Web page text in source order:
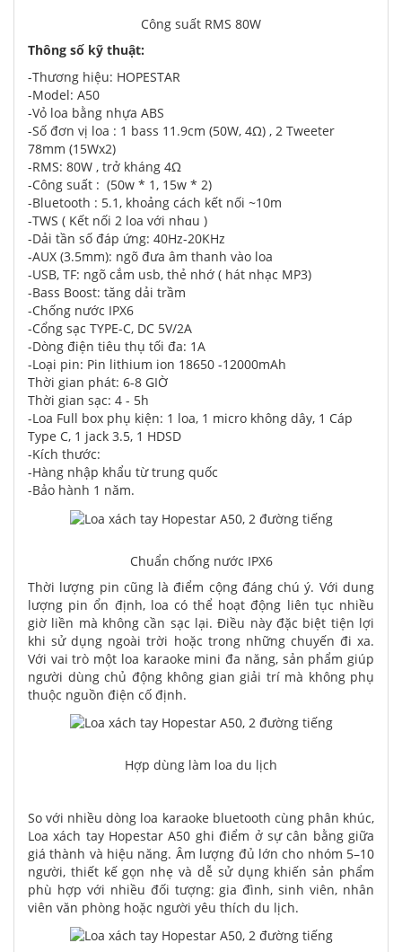
Công suất RMS 80W
Thông số kỹ thuật:
-Thương hiệu: HOPESTAR
-Model: A50
-Vỏ loa bằng nhựa ABS
-Số đơn vị loa : 1 bass 11.9cm (50W, 4Ω) , 2 Tweeter
78mm (15Wx2)
-RMS: 80W , trở kháng 4Ω
-Công suất : (50w * 1, 15w * 2)
-Bluetooth : 5.1, khoảng cách kết nối ~10m
-TWS ( Kết nối 2 loa với nhɑu )
-Dải tần số đáp ứng: 40Hz-20KHz
-AUX (3.5mm): ngõ đưa âm thanh vào loa
-USB, TF: ngõ cắm usb, thẻ nhớ ( hát nhạc MP3)
-Bass Boost: tăng dải trầm
-Chống nước IPX6
-Cổng sạc TYPE-C, DC 5V/2A
-Dòng điện tiêu thụ tối đa: 1A
-Loại pin: Pin lithium ion 18650 -12000mAh
Thời gian phát: 6-8 GIỜ
Thời gian sạc: 4 - 5h
-Loa Full box phụ kiện: 1 loa, 1 micro không dây, 1 Cáp
Type C, 1 jack 3.5, 1 HDSD
-Kích thước:
-Hàng nhập khẩu từ trung quốc
-Bảo hành 1 năm.
Chuẩn chống nước IPX6
Thời lượng pin cũng là điểm cộng đáng chú ý. Với dung
lượng pin ổn định, loa có thể hoạt động liên tục nhiều
giờ liền mà không cần sạc lại. Điều này đặc biệt tiện lợi
khi sử dụng ngoài trời hoặc trong những chuyến đi xa.
Với vai trò một loa karaoke mini đa năng, sản phẩm giúp
người dùng chủ động không gian giải trí mà không phụ
thuộc nguồn điện cố định.
Hợp dùng làm loa du lịch
So với nhiều dòng loa karaoke bluetooth cùng phân khúc,
Loa xách tay Hopestar A50 ghi điểm ở sự cân bằng giữa
giá thành và hiệu năng. Âm lượng đủ lớn cho nhóm 5–10
người, thiết kế gọn nhẹ và dễ sử dụng khiến sản phẩm
phù hợp với nhiều đối tượng: gia đình, sinh viên, nhân
viên văn phòng hoặc người yêu thích du lịch.